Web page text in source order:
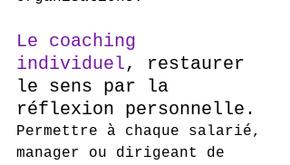
Le coaching
individuel, restaurer
le sens par la
réflexion personnelle.
Permettre à chaque salarié,
manager ou dirigeant de